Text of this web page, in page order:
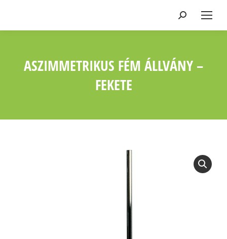
Keresés:
ASZIMMETRIKUS FÉM ÁLLVÁNY –
FEKETE